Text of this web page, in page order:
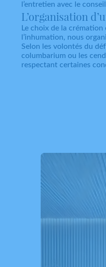
l’entretien avec le
L’organisation
Le choix de la
l’inhumation, nous
Selon les volontés du
columbarium ou les
respectant certaines